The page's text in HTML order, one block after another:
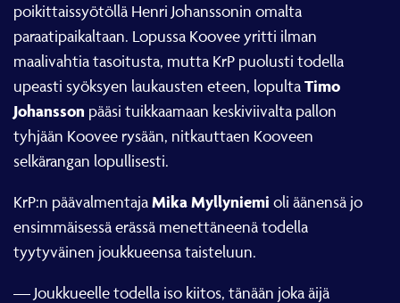
poikittaissyötöllä Henri Johanssonin omalta
paraatipaikaltaan. Lopussa Koovee yritti ilman
maalivahtia tasoitusta, mutta KrP puolusti todella
upeasti syöksyen laukausten eteen, lopultaTimo
Johansson pääsi tuikkaamaan keskiviivalta pallon
tyhjään Koovee rysään, nitkauttaen Kooveen
selkärangan lopullisesti.
KrP:n päävalmentajaMika Myllyniemi oli äänensä jo
ensimmäisessä erässä menettäneenä todella
tyytyväinen joukkueensa taisteluun.
— Joukkueelle todella iso kiitos, tänään joka äijä